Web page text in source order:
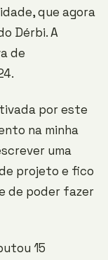
que agora
Dérbi. A
de
por este
na minha
uma
projeto e fico
de poder fazer
15